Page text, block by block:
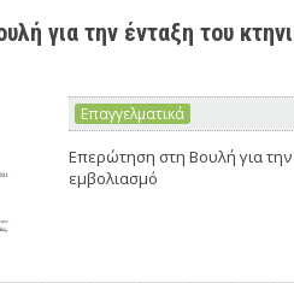
για την ένταξη του
Επαγγελματικά
Επερώτηση στη Βουλή για την
εμβολιασμό